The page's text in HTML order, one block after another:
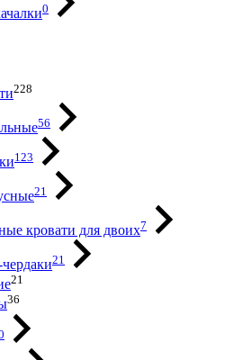
0
228
56
123
21
кровати для двоих7
21
21
36